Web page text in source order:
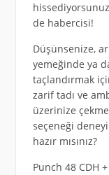
de habercisi!
Düşünsenize,
yemeğinde ya
taçlandırmak
zarif tadı ve
üzerinize
seçeneği
hazır mısınız?
Punch 48 CDH +